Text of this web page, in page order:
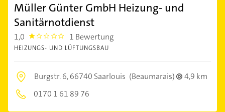
Müller Günter GmbH Heizung- und
Sanitärnotdienst
1,0 1.0 1 Bewertung
HEIZUNGS- UND LÜFTUNGSBAU
Burgstr. 6,66740 Saarlouis (Beaumarais)
4,9 km
0170 1 61 89 76